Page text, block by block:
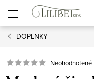
obsah
DOPLNKY
Neohodnotené